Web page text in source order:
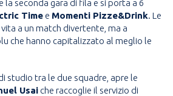
la seconda gara di fila e si porta a 6
Time e Momenti Pizze&Drink. Le
a un match divertente, ma a
che hanno capitalizzato al meglio le
studio tra le due squadre, apre le
Usai che raccoglie il servizio di